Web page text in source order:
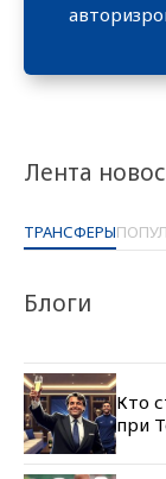
Лента
ТРАНСФЕРЫ
Блоги
Кто
при